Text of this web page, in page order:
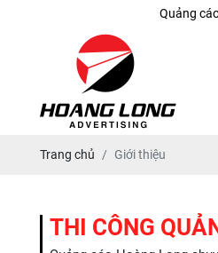
Quảng cáo Hoàng Long
Trang chủ Giới thiệu
THI CÔNG